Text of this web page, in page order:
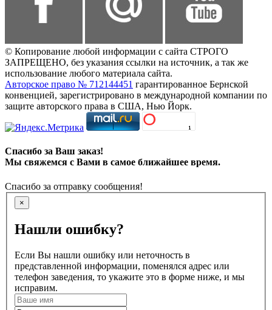
© Копирование любой информации с сайта СТРОГО
ЗАПРЕЩЕНО, без указания ссылки на источник, а так же
использование любого материала сайта.
Авторское право № 712144451 гарантированное Бернской
конвенцией, зарегистрировано в международной компании по
защите авторского права в США, Нью Йорк.
Спасибо за Ваш заказ!
Мы свяжемся с Вами в самое ближайшее время.
Спасибо за отправку сообщения!
×
Нашли ошибку?
Если Вы нашли ошибку или неточность в
представленной информации, поменялся адрес или
телефон заведения, то укажите это в форме ниже, и мы
исправим.